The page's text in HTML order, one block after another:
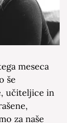
meseca
še
učiteljice in
za naše